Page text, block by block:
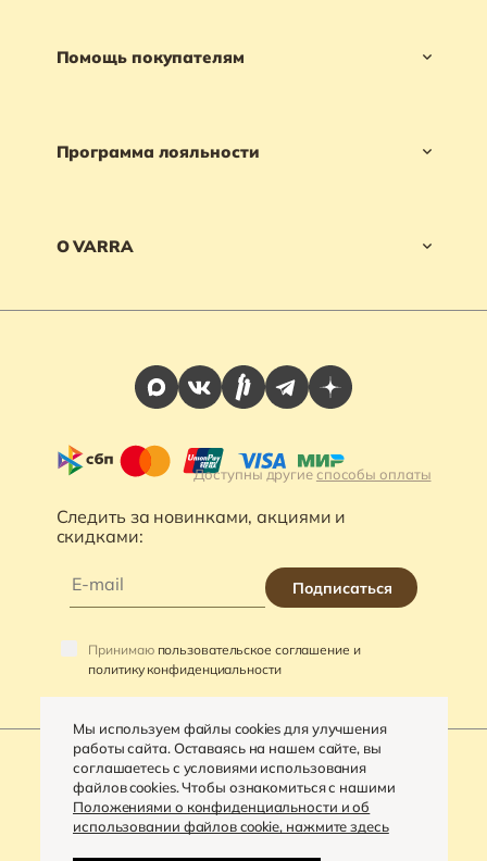
Мы используем файлы cookies для улучшения
работы сайта. Оставаясь на нашем сайте, вы
соглашаетесь с условиями использования
файлов cookies. Чтобы ознакомиться с нашими
Положениями о конфиденциальности и об
использовании файлов cookie, нажмите здесь
Помощь покупателям
Программа лояльности
О VARRA
Следить за новинками, акциями и
скидками:
Подписаться
Принимаю пользовательское соглашение и
политику конфиденциальности
Доступны другиеспособы оплаты
Политика конфиденциальности
2026 «VARRA»